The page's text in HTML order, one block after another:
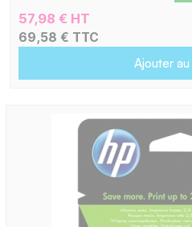
57,98 € HT
69,58 € TTC
Ajouter